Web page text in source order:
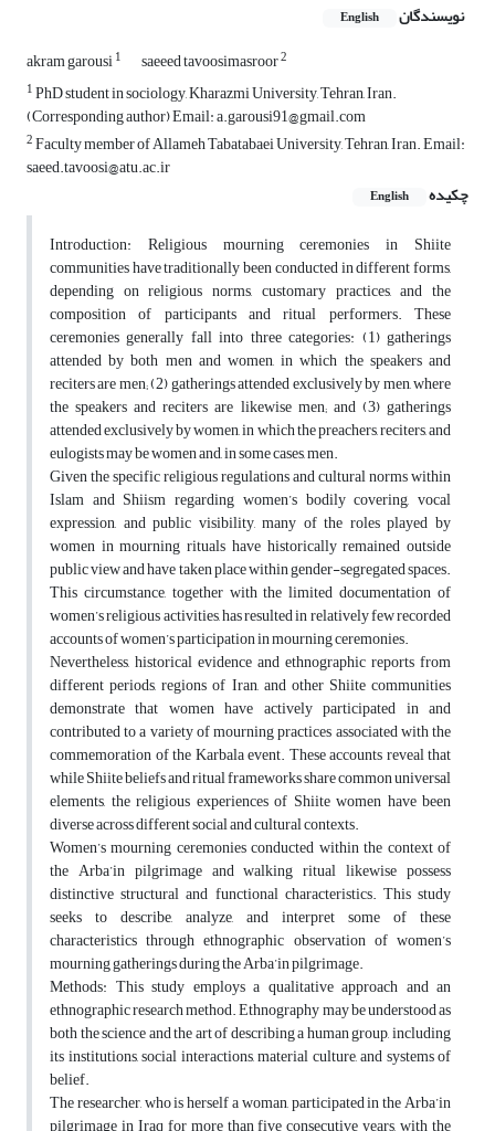
نویسندگان English
akram garousi1 saeeed tavoosimasroor2
1PhD student in sociology, Kharazmi University, Tehran, Iran.
(Corresponding author) Email: a.garousi91@gmail.com
2Faculty member of Allameh Tabatabaei University, Tehran, Iran. Email:
saeed.tavoosi@atu.ac.ir
چکیده
English
Introduction: Religious mourning ceremonies in Shiite
communities have traditionally been conducted in different forms,
depending on religious norms, customary practices, and the
composition of participants and ritual performers. These
ceremonies generally fall into three categories: (1) gatherings
attended by both men and women, in which the speakers and
reciters are men; (2) gatherings attended exclusively by men, where
the speakers and reciters are likewise men; and (3) gatherings
attended exclusively by women, in which the preachers, reciters, and
eulogists may be women and, in some cases, men.
Given the specific religious regulations and cultural norms within
Islam and Shiism regarding women’s bodily covering, vocal
expression, and public visibility, many of the roles played by
women in mourning rituals have historically remained outside
public view and have taken place within gender-segregated spaces.
This circumstance, together with the limited documentation of
women’s religious activities, has resulted in relatively few recorded
accounts of women’s participation in mourning ceremonies.
Nevertheless, historical evidence and ethnographic reports from
different periods, regions of Iran, and other Shiite communities
demonstrate that women have actively participated in and
contributed to a variety of mourning practices associated with the
commemoration of the Karbala event. These accounts reveal that
while Shiite beliefs and ritual frameworks share common universal
elements, the religious experiences of Shiite women have been
diverse across different social and cultural contexts.
Women’s mourning ceremonies conducted within the context of
the Arba’in pilgrimage and walking ritual likewise possess
distinctive structural and functional characteristics. This study
seeks to describe, analyze, and interpret some of these
characteristics through ethnographic observation of women’s
mourning gatherings during the Arba’in pilgrimage.
Methods: This study employs a qualitative approach and an
ethnographic research method. Ethnography may be understood as
both the science and the art of describing a human group, including
its institutions, social interactions, material culture, and systems of
belief.
The researcher, who is herself a woman, participated in the Arba’in